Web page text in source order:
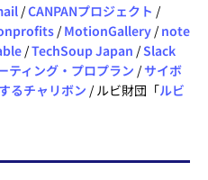
/CANPANプロジェクト /
/ MotionGallery / note
/TechSoup Japan /Slack
ティング・プロプラン /サイボ
るチャリボン / ルビ財団「ルビ